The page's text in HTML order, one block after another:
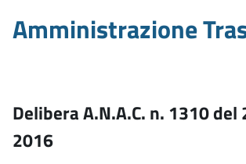
Amministrazione
Delibera A.N.A.C. n. 1310
2016